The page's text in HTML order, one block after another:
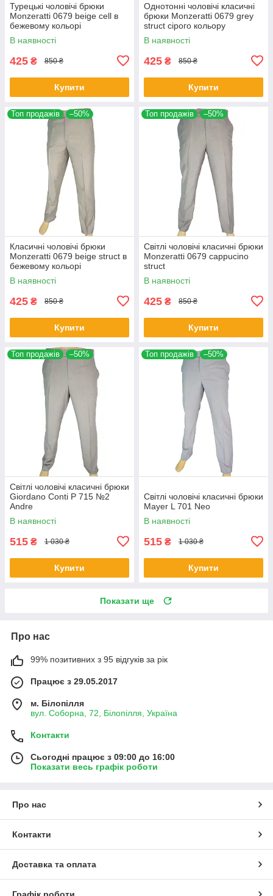
Турецькі чоловічі брюки
Monzeratti 0679 beige cell в
бежевому кольорі
В наявності
425 ₴ 850 ₴
Купити
Однотонні чоловічі класичні
брюки Monzeratti 0679 grey
struct сірого кольору
В наявності
425 ₴ 850 ₴
Купити
Топ продажів –50%
Класичні чоловічі брюки
Monzeratti 0679 beige struct в
бежевому кольорі
В наявності
425 ₴ 850 ₴
Купити
Топ продажів –50%
Світлі чоловічі класичні брюки
Monzeratti 0679 cappucino
struct
В наявності
425 ₴ 850 ₴
Купити
Топ продажів –50%
Світлі чоловічі класичні брюки
Giordano Conti P 715 №2
Andre
В наявності
515 ₴ 1 030 ₴
Купити
Топ продажів –50%
Світлі чоловічі класичні брюки
Mayer L 701 Neo
В наявності
515 ₴ 1 030 ₴
Купити
Показати ще
Про нас
99% позитивних з 95 відгуків за рік
Працює з 29.05.2017
м. Білопілля
вул. Соборна, 72, Білопілля, Україна
Контакти
Сьогодні працює з 09:00 до 16:00
Показати весь графік роботи
Про нас
Контакти
Доставка та оплата
Графік роботи